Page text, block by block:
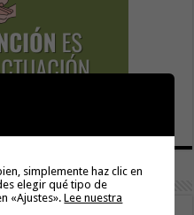
simplemente haz clic en
elegir qué tipo de
«Ajustes».Lee nuestra